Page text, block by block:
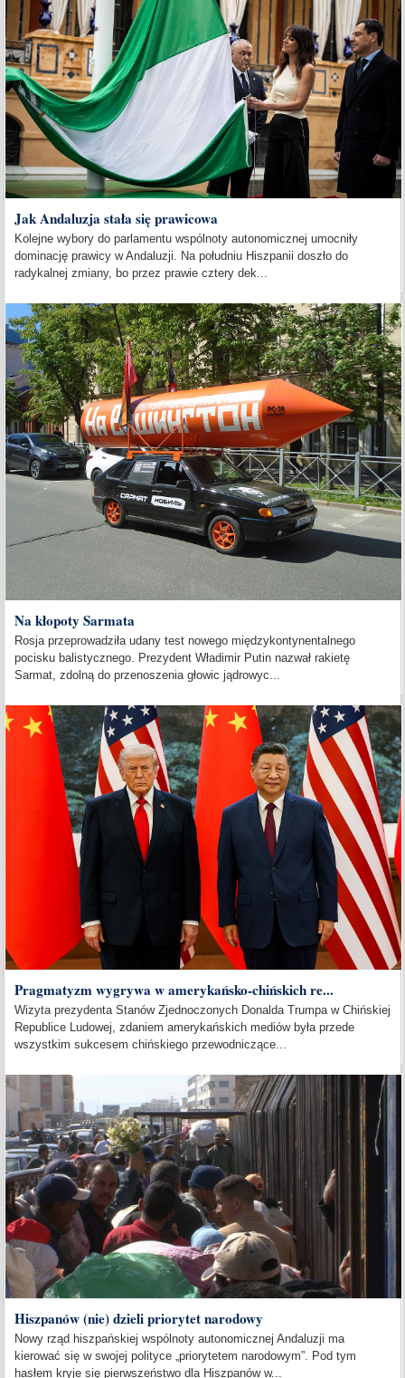
Jak Andaluzja stała się prawicowa
Kolejne wybory do parlamentu wspólnoty autonomicznej umocniły
dominację prawicy w Andaluzji. Na południu Hiszpanii doszło do
radykalnej zmiany, bo przez prawie cztery dek...
Na kłopoty Sarmata
Rosja przeprowadziła udany test nowego międzykontynentalnego
pocisku balistycznego. Prezydent Władimir Putin nazwał rakietę
Sarmat, zdolną do przenoszenia głowic jądrowyc...
Pragmatyzm wygrywa w amerykańsko-chińskich re...
Wizyta prezydenta Stanów Zjednoczonych Donalda Trumpa w Chińskiej
Republice Ludowej, zdaniem amerykańskich mediów była przede
wszystkim sukcesem chińskiego przewodniczące...
Hiszpanów (nie) dzieli priorytet narodowy
Nowy rząd hiszpańskiej wspólnoty autonomicznej Andaluzji ma
kierować się w swojej polityce „priorytetem narodowym”. Pod tym
hasłem kryje się pierwszeństwo dla Hiszpanów w...